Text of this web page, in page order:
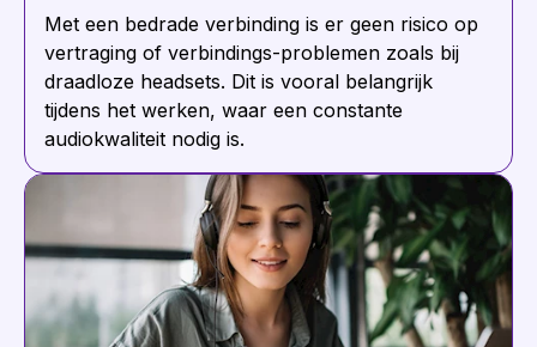
Met een bedrade verbinding is er geen risico op
vertraging of verbindings-problemen zoals bij
draadloze headsets. Dit is vooral belangrijk
tijdens het werken, waar een constante
audiokwaliteit nodig is.